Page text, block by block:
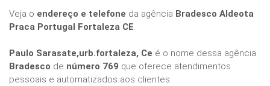
Veja o endereço e telefone da agência Bradesco Aldeota
Praca Portugal Fortaleza CE.
Paulo Sarasate,urb.fortaleza, Ce é o nome dessa agência
Bradesco de número 769 que oferece atendimentos
pessoais e automatizados aos clientes.